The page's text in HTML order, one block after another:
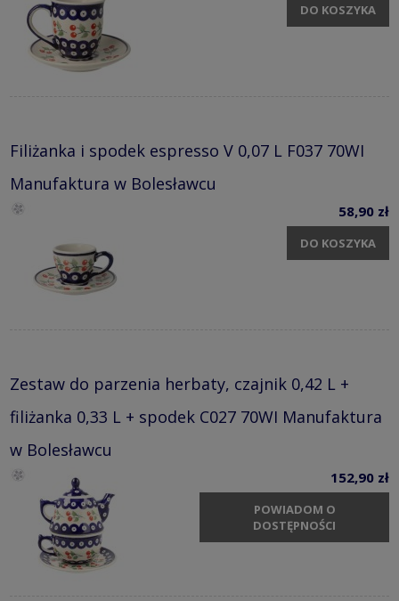
DO KOSZYKA
Filiżanka i spodek espresso V 0,07 L F037 70WI
Manufaktura w Bolesławcu
58,90 zł
DO KOSZYKA
Zestaw do parzenia herbaty, czajnik 0,42 L +
filiżanka 0,33 L + spodek C027 70WI Manufaktura
w Bolesławcu
152,90 zł
POWIADOM O
DOSTĘPNOŚCI